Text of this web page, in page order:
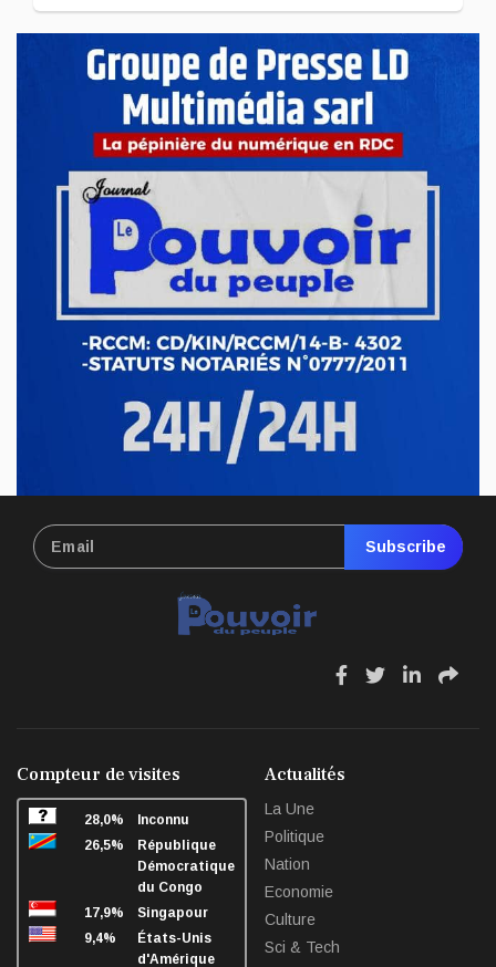
ECONOMIE & FINANCES
Cuivre en RDC : Goldman Sachs alerte
sur une perte possible de 125 000
tonnes en 2026
Avr 23, 2026
ECONOMIE & FINANCES
Ituri : le gouvernement sévit contre
l’exploitation illégale de l’or à Mahagi
Avr 21, 2026
ECONOMIE & FINANCES
RDC : hausse du prix de carburant,
nouvelle pression sur le pouvoir d’achat
Subscribe
fa
fa
fa
fa
Compteur de visites
28,0%
Inconnu
26,5%
République
Démocratique
du Congo
17,9%
Singapour
9,4%
États-Unis
d'Amérique
Actualités
La Une
Politique
Nation
Economie
Culture
Sci & Tech